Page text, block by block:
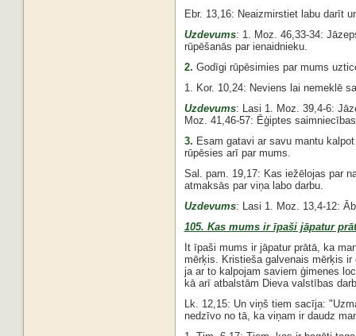
Ebr. 13,16: Neaizmirstiet labu darīt
Uzdevums: 1. Moz. 46,33-34:
rūpēšanās par ienaidnieku.
2. Godīgi rūpēsimies par mums
1. Kor. 10,24: Neviens lai nemeklē
Uzdevums: Lasi 1. Moz. 39,4-6:
Moz. 41,46-57: Ēģiptes
3. Esam gatavi ar savu mantu
rūpēsies arī par mums.
Sal. pam. 19,17: Kas iežēlojas par
atmaksās par viņa labo darbu.
Uzdevums: Lasi 1. Moz. 13,4-12:
105. Kas mums ir īpaši jāpatur
It īpaši mums ir jāpatur prātā, ka
mērķis. Kristieša galvenais mērķis
ja ar to kalpojam saviem ģimenes
kā arī atbalstām Dieva valstības
Lk. 12,15: Un viņš tiem sacīja:
nedzīvo no tā, ka viņam ir daudz